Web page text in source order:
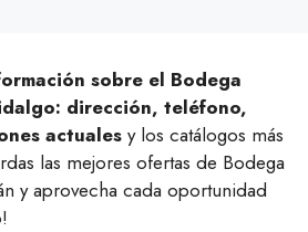
sobre el Bodega
dirección, teléfono,
actuales y los catálogos más
las mejores ofertas de Bodega
y aprovecha cada oportunidad